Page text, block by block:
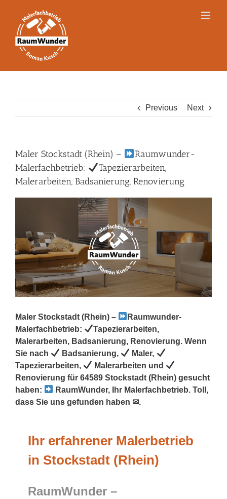
content
Previous Next
Maler Stockstadt (Rhein) –
Raumwunder-
Malerfachbetrieb:
Tapezierarbeiten,
Malerarbeiten, Badsanierung, Renovierung
Maler Stockstadt (Rhein) –
Raumwunder-
Malerfachbetrieb:
Tapezierarbeiten,
Malerarbeiten, Badsanierung, Renovierung. Wenn
Sie nach
Badsanierung,
Maler,
Tapezierarbeiten,
Malerarbeiten und
Renovierung für 64589 Stockstadt (Rhein) gesucht
haben:
RaumWunder, Ihr Malerfachbetrieb. Toll,
dass Sie uns gefunden haben ✉.
Ihr erfahrener Malerbetrieb
in Stockstadt (Rhein)
RaumWunder –